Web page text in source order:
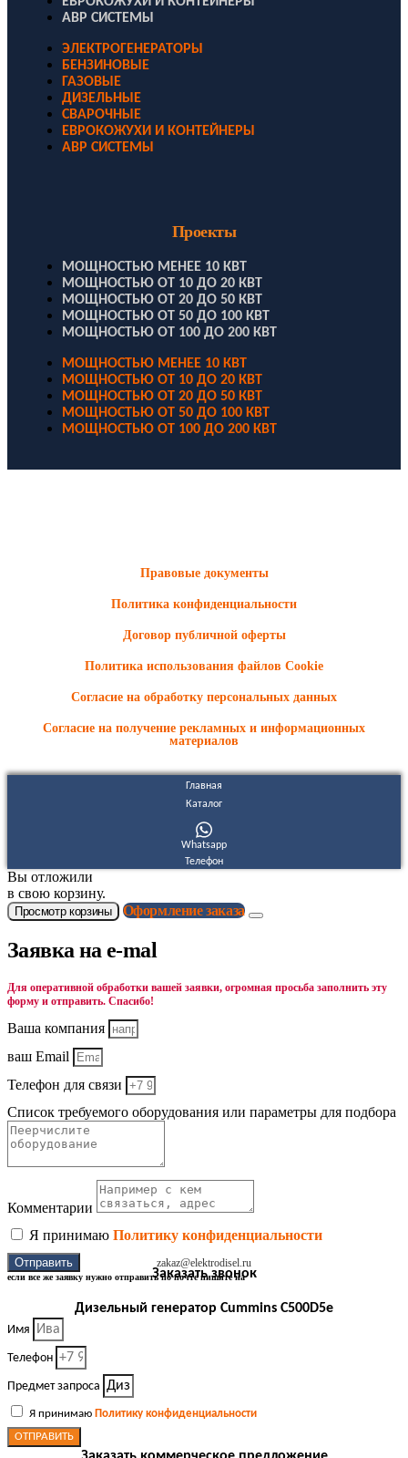
АВР СИСТЕМЫ
ЭЛЕКТРОГЕНЕРАТОРЫ
БЕНЗИНОВЫЕ
ГАЗОВЫЕ
ДИЗЕЛЬНЫЕ
СВАРОЧНЫЕ
ЕВРОКОЖУХИ И КОНТЕЙНЕРЫ
АВР СИСТЕМЫ
Проекты
МОЩНОСТЬЮ МЕНЕЕ 10 КВТ
МОЩНОСТЬЮ ОТ 10 ДО 20 КВТ
МОЩНОСТЬЮ ОТ 20 ДО 50 КВТ
МОЩНОСТЬЮ ОТ 50 ДО 100 КВТ
МОЩНОСТЬЮ ОТ 100 ДО 200 КВТ
МОЩНОСТЬЮ МЕНЕЕ 10 КВТ
МОЩНОСТЬЮ ОТ 10 ДО 20 КВТ
МОЩНОСТЬЮ ОТ 20 ДО 50 КВТ
МОЩНОСТЬЮ ОТ 50 ДО 100 КВТ
МОЩНОСТЬЮ ОТ 100 ДО 200 КВТ
Правовые документы
Политика конфиденциальности
Договор публичной оферты
Политика использования файлов Cookie
Согласие на обработку персональных данных
Согласие на получение рекламных и информационных
материалов
Главная
Каталог
Whatsapp
Телефон
Вы отложили
в свою корзину.
Просмотр корзины Оформление заказа
Заявка на e-mal
Для оперативной обработки вашей заявки, огромная просьба заполнить эту
форму и отправить. Спасибо!
Ваша компания
ваш Email
Телефон для связи
Список требуемого оборудования или параметры для подбора
Комментарии
Я принимаю Политику конфиденциальности
Отправить
если все же заявку нужно отправить по почте пишите на
zakaz@elektrodisel.ru
Заказать звонок
Дизельный генератор Cummins C500D5e
Имя
Телефон
Предмет запроса
Я принимаю Политику конфиденциальности
ОТПРАВИТЬ